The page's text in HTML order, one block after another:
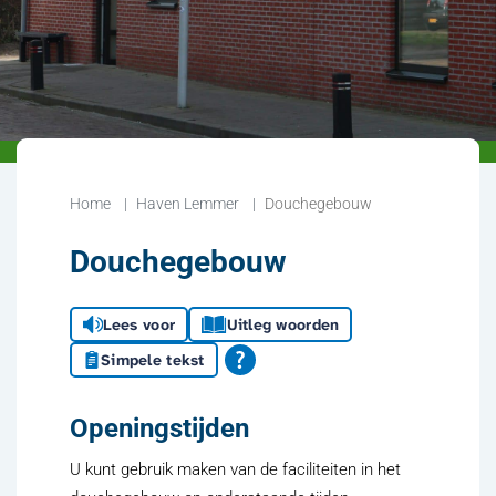
Home Haven Lemmer Douchegebouw
Douchegebouw
Lees voor
Uitleg woorden
Simpele tekst
Openingstijden
U kunt gebruik maken van de faciliteiten in het